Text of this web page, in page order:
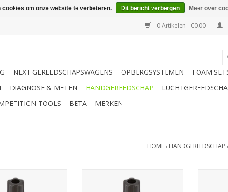
0 Artikelen - €0,00
NEXT GEREEDSCHAPSWAGENS OPBERGSYSTEMEN
FOAM
DIAGNOSE & METEN HANDGEREEDSCHAP
TOOLS BETA MERKEN
HOME/ HANDGEREEDSCHAP /
AAN WINKELWAGEN
TOEVOEGEN AAN WINKELWAGEN
om onze website te verbeteren. Dit bericht verbergen Meer over